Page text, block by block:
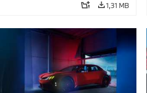
1,31 MB